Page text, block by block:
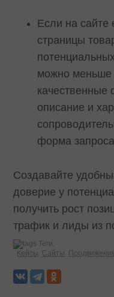
Если на сайте
страницы
можно меньше
качественные
описание и
форма
Создавайте
доверие у
получить рост
трафик и лиды из
Теги:
Кейсы Сайты